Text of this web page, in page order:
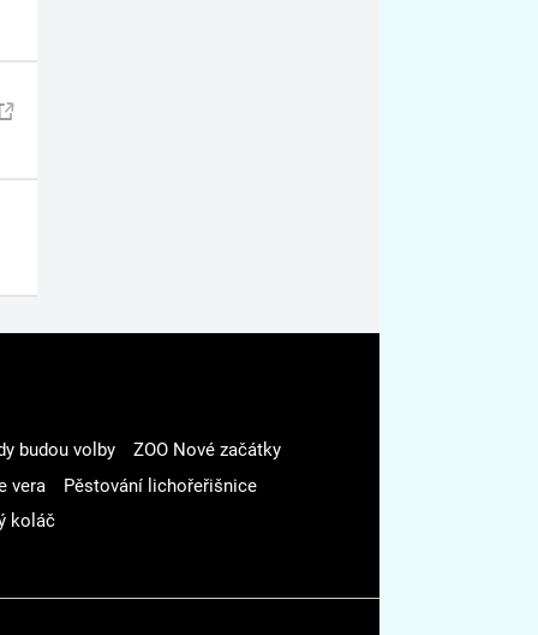
budou volby
ZOO Nové začátky
vera
Pěstování lichořeřišnice
koláč